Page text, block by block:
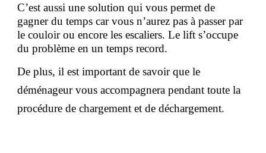
C’est aussi une solution qui vous permet de
gagner du temps car vous n’aurez pas à passer par
le couloir ou encore les escaliers. Le lift s’occupe
du problème en un temps record.
De plus, il est important de savoir que le
déménageur vous accompagnera pendant toute la
procédure de chargement et de déchargement.